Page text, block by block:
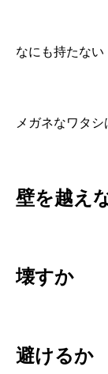
なにも持たない
メガネなワタシ
壁を越え
壊すか
避けるか